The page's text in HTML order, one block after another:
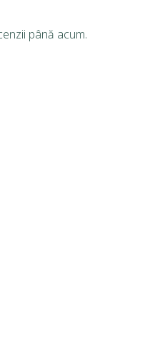
până acum.